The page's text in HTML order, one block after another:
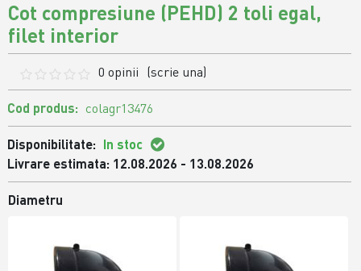
Cot compresiune (PEHD) 2 toli egal,
filet interior
0 opinii (scrie una)
Cod produs: colagr13476
Disponibilitate: In stoc
Livrare estimata: 12.08.2026 - 13.08.2026
Diametru